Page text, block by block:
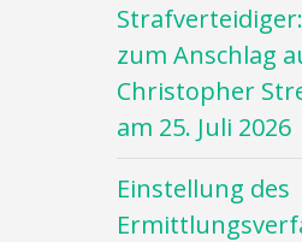
zum Anschlag
Christopher
am 25. Juli 2026
Einstellung des